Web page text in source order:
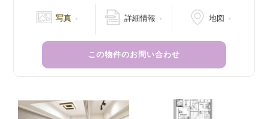
写真 詳細情報 地図
この物件のお問い合わせ